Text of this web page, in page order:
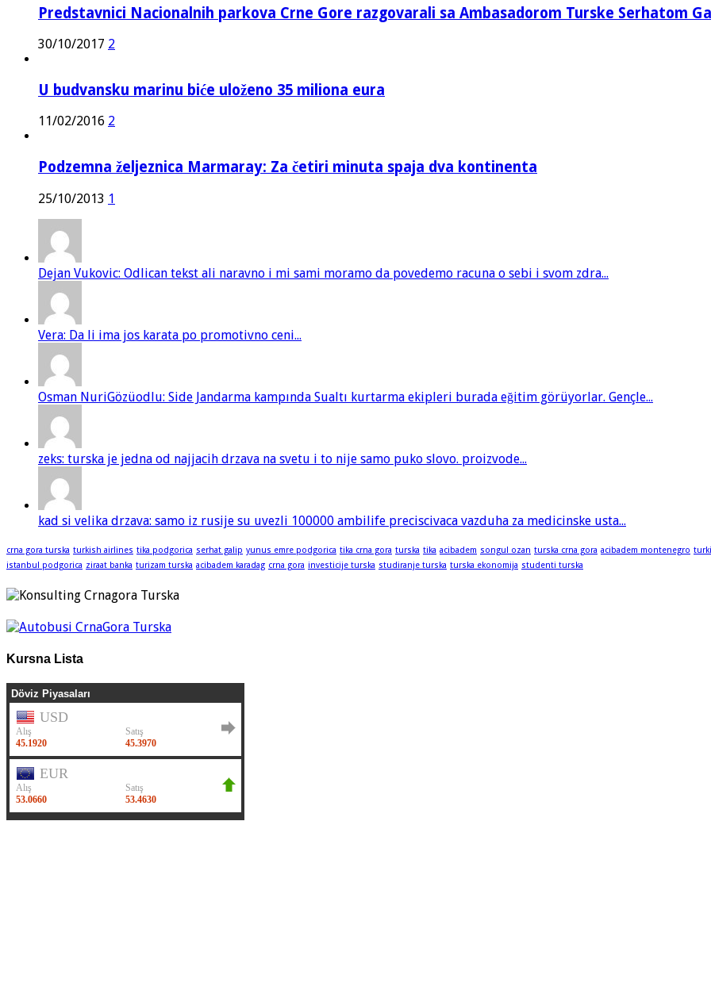
Predstavnici Nacionalnih parkova Crne Gore razgovarali sa Ambasadorom Turske Serhatom
30/10/2017 2
U budvansku marinu biće uloženo 35 miliona eura
11/02/2016 2
Podzemna željeznica Marmaray: Za četiri minuta spaja dva kontinenta
25/10/2013 1
Dejan Vukovic: Odlican tekst ali naravno i mi sami moramo da povedemo racuna o sebi i svom zdra...
Vera: Da li ima jos karata po promotivno ceni...
Osman NuriGözüodlu: Side Jandarma kampında Sualtı kurtarma ekipleri burada eğitim görüyorlar. Gençle...
zeks: turska je jedna od najjacih drzava na svetu i to nije samo puko slovo. proizvode...
kad si velika drzava: samo iz rusije su uvezli 100000 ambilife preciscivaca vazduha za medicinske usta...
crna gora turska turkish airlines tika podgorica serhat galip yunus emre podgorica tika crna gora turska tika acibadem songul ozan turska crna gora acibadem montenegro
istanbul podgorica ziraat banka turizam turska acibadem karadag crna gora investicije turska studiranje turska turska ekonomija studenti turska
Kursna Lista